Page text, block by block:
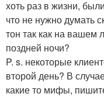
хоть раз в жизни,
что не нужно думать
тон так как на вашем
поздней ночи?
P. s. некоторые
второй день? В
какие то мифы,